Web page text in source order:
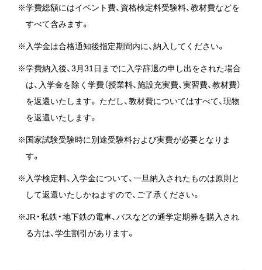
※学費総額にはイベント費、資格検定料受験料、教材費などを
すべて含みます。
※入学金は合格通知後指定期間内に、納入してください。
※学費納入後、3月31日までに入学辞退の申し出をされた場合
は、入学金を除く学費（授業料、施設充実費、実習費、教材費）
を返還いたします。 ただし、教材費についてはすべて、現物
を返還いたします。
※国家試験受験時に別途受験料および実費が必要となりま
す。
※入学検定料、入学金について、一旦納入されたものは原則と
して返還いたしかねますので、ご了承ください。
※JR・私鉄・地下鉄の電車、バスなどの通学定期券を購入され
る方は、学生割引があります。